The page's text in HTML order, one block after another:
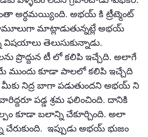
అర్ధమయ్యింది. అభయ్ కి ట్రీట్మెంట్
మాట్లాడుతున్నట్లే అభయ్
విషయాలు తెలుసుకున్నాడు.
ప్రొద్దున టీ లో కలిపి ఇచ్చేది. అలాగే
ముందు కూడా పాలలో కలిపి ఇచ్చేది
నిద్ర బాగా పడుతుందని అభయ్ ని
పడ్డ శ్రమ ఫలించింది. దానికి
కూడా బలాన్ని చేకూర్చింది. అలా
ఇప్పుడు అభయ్ భుజం